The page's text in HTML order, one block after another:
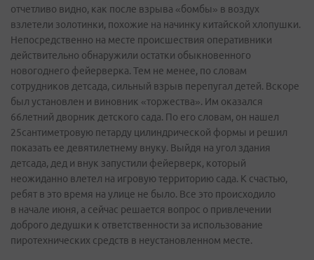
отчетливо видно, как после взрыва «бомбы» в воздух
взлетели золотинки, похожие на начинку китайской хлопушки.
Непосредственно на месте происшествия оперативники
действительно обнаружили остатки обыкновенного
новогоднего фейерверка. Тем не менее, по словам
сотрудников детсада, сильный взрыв перепугал детей. Вскоре
был установлен и виновник «торжества». Им оказался
66летний дворник детского сада. По его словам, он нашел
25сантиметровую петарду цилиндрической формы и решил
показать ее девятилетнему внуку. Выйдя на угол здания
детсада, дед и внук запустили фейерверк, который
неожиданно влетел на игровую территорию сада. К счастью,
ребят в это время на улице не было. Все это происходило
в начале июня, а сейчас решается вопрос о привлечении
доброго дедушки к ответственности за использование
пиротехнических средств в неустановленном месте.